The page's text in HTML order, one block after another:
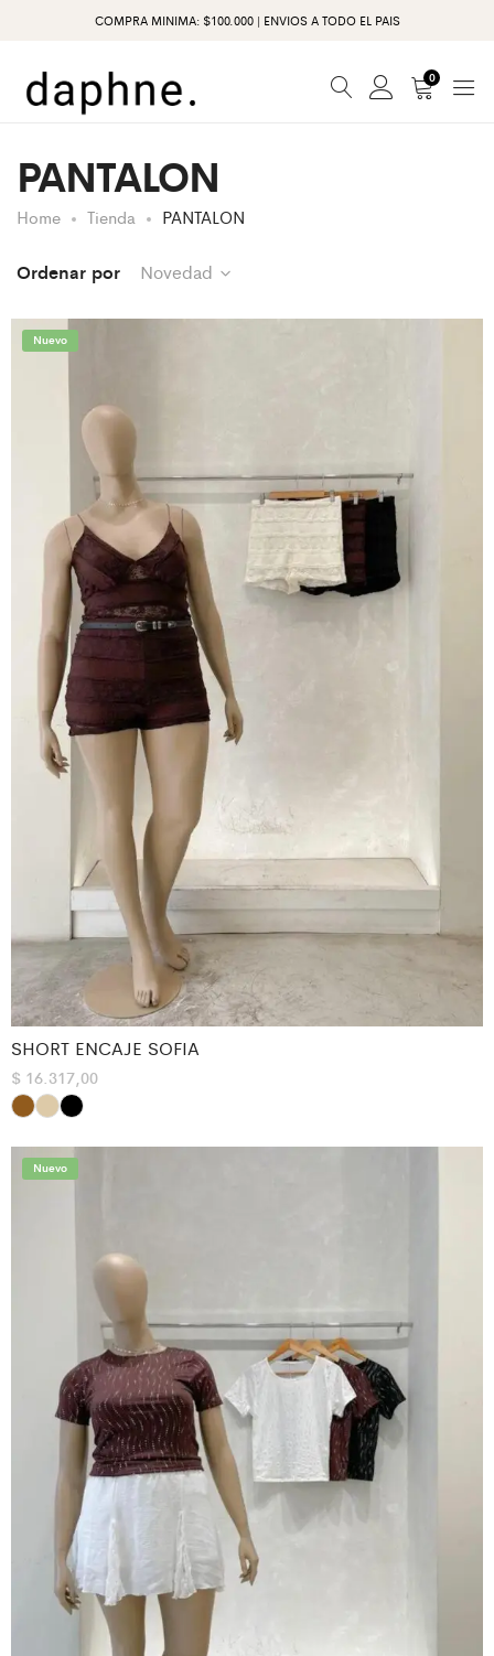
COMPRA MINIMA: $100.000 | ENVIOS A TODO EL PAIS
0
PANTALON
Home Tienda PANTALON
Ordenar por Novedad
Nuevo
SHORT ENCAJE SOFIA
$ 16.317,00
Nuevo